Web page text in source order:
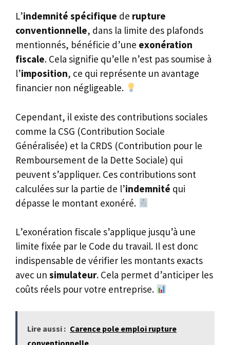
L’indemnité spécifique de rupture
conventionnelle, dans la limite des plafonds
mentionnés, bénéficie d’une exonération
fiscale. Cela signifie qu’elle n’est pas soumise à
l’imposition, ce qui représente un avantage
financier non négligeable.
Cependant, il existe des contributions sociales
comme la CSG (Contribution Sociale
Généralisée) et la CRDS (Contribution pour le
Remboursement de la Dette Sociale) qui
peuvent s’appliquer. Ces contributions sont
calculées sur la partie de l’indemnité qui
dépasse le montant exonéré.
L’exonération fiscale s’applique jusqu’à une
limite fixée par le Code du travail. Il est donc
indispensable de vérifier les montants exacts
avec un simulateur. Cela permet d’anticiper les
coûts réels pour votre entreprise.
Lire aussi : Carence pole emploi rupture
conventionnelle